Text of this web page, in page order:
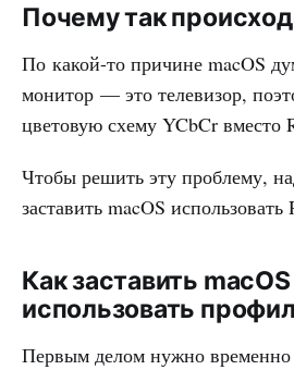
Почему так
По какой-то причине macOS
монитор — это телевизор,
цветовую схему YCbCr вместо
Чтобы решить эту проблему,
заставить macOS использовать
Как заставить macOS
использовать
Первым делом нужно временно